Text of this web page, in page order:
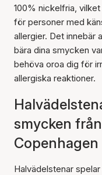
100% nickelfria,
för personer med
allergier. Det innebär
bära dina smycken
behöva oroa dig för
allergiska reaktioner.
smycken
Copenhagen
Halvädelstenar